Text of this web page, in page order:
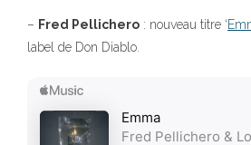
– Fred Pellichero : nouveau titre ‘
label de Don Diablo.